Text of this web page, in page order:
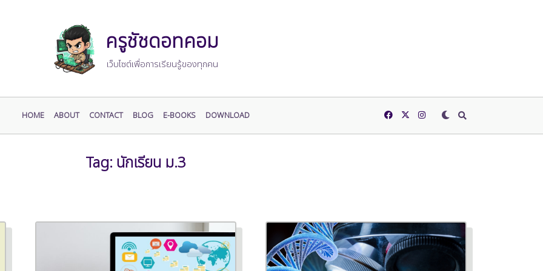
ครูชัชดอทคอม
เว็บไซต์เพื่อการเรียนรู้ของทุกคน
HOME ABOUT CONTACT BLOG E-BOOKS DOWNLOAD
Tag: นักเรียน ม.3